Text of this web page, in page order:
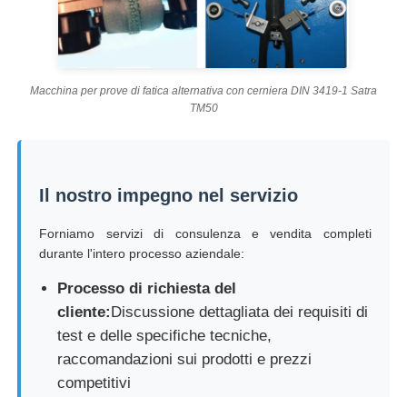
Macchina per prove di fatica alternativa con cerniera DIN 3419-1 Satra
TM50
Il nostro impegno nel servizio
Forniamo servizi di consulenza e vendita completi
durante l'intero processo aziendale:
Processo di richiesta del
cliente:Discussione dettagliata dei requisiti di
test e delle specifiche tecniche,
raccomandazioni sui prodotti e prezzi
competitivi